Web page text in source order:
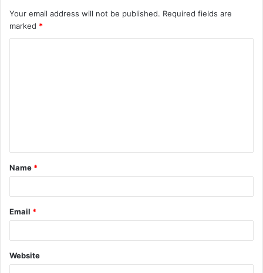
Your email address will not be published. Required fields are
marked *
Name *
Email *
Website